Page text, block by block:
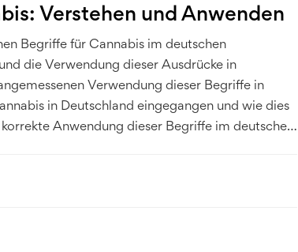
Verstehen und Anwenden
Begriffe für Cannabis im deutschen
die Verwendung dieser Ausdrücke in
Verwendung dieser Begriffe in
in Deutschland eingegangen und wie dies
Anwendung dieser Begriffe im deutschen